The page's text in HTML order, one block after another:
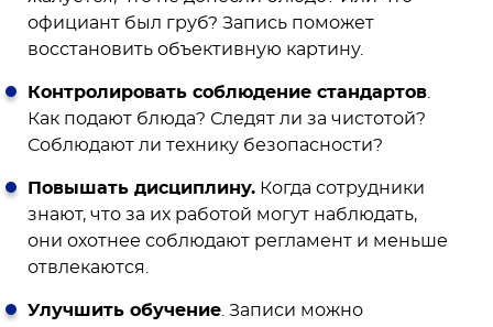
официант был груб? Запись поможет
восстановить объективную картину.
Контролировать соблюдение стандартов
Как подают блюда? Следят ли за чистотой?
Соблюдают ли технику безопасности?
Повышать дисциплину. Когда сотрудники
знают, что за их работой могут наблюдать,
они охотнее соблюдают регламент и меньше
отвлекаются.
Улучшить обучение . Записи можно